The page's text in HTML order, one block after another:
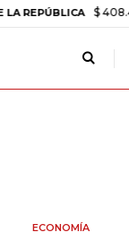
$ 408.498,97
ECONOMÍA